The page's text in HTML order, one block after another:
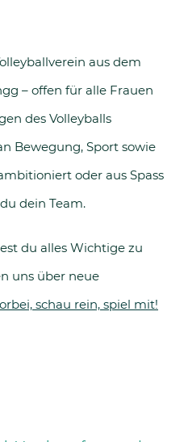
aus dem
– offen für alle Frauen
des Volleyballs
Bewegung, Sport sowie
oder aus Spass
dein Team.
du alles Wichtige zu
uns über neue
schau rein, spiel mit!